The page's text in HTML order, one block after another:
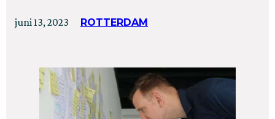
Geplaatst
juni 13, 2023
Bijgewerkt
13,
2023
ROTTERDAM